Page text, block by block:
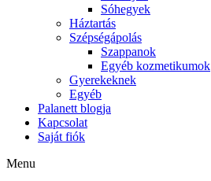
Sóhegyek
Háztartás
Szépségápolás
Szappanok
Egyéb kozmetikumok
Gyerekeknek
Egyéb
Palanett blogja
Kapcsolat
Saját fiók
Menu